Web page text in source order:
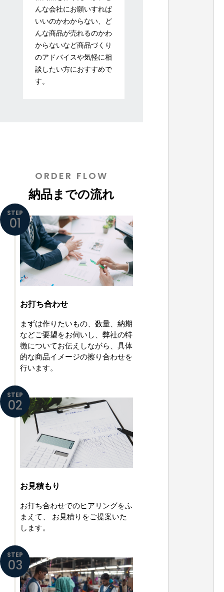
んな会社にお願いすれば
いいのかわからない、ど
んな商品が売れるのかわ
からないなど商品づくり
のアドバイスや気軽に相
談したい方におすすめで
す。
ORDER FLOW
納品までの流れ
STEP
01
お打ち合わせ
まずは作りたいもの、数量、納期
などご要望をお伺いし、弊社の特
徴についてお伝えしながら、具体
的な商品イメージの擦り合わせを
行います。
STEP
02
お見積もり
お打ち合わせでのヒアリングをふ
まえて、
お見積りをご提案いた
します。
STEP
03